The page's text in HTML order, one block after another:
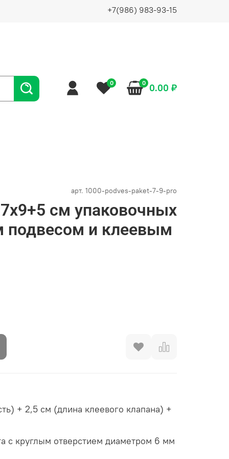
+7(986) 983-93-15
0 0 0.00 ₽
арт. 1000-podves-paket-7-9-pro
см упаковочных
подвесом и клеевым
+ 2,5 см (длина клеевого клапана) +
с круглым отверстием диаметром 6 мм